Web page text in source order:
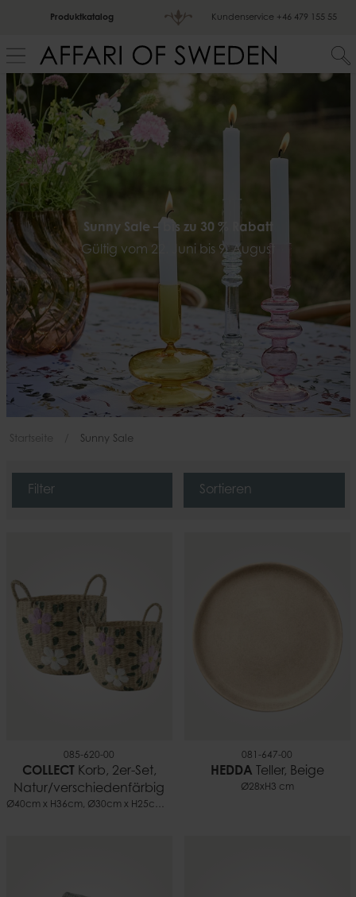
Produktkatalog Kundenservice +46 479 155 55
Sunny Sale – bis zu 30 % Rabatt
Gültig vom 22. Juni bis 9. August
Startseite Sunny Sale
Filter Sortieren
085-620-00
COLLECT
Korb, 2er-Set,
Natur/verschiedenfärbig
Ø40cm x H36cm, Ø30cm x H25cm cm
081-647-00
HEDDA Teller, Beige
Ø28xH3 cm